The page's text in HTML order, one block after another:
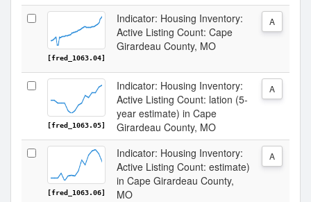
[fred_1063.04]
Indicator: Housing Inventory:
Active Listing Count: Cape
Girardeau County, MO
A
[fred_1063.05]
Indicator: Housing Inventory:
Active Listing Count: lation (5-
year estimate) in Cape
Girardeau County, MO
A
[fred_1063.06]
Indicator: Housing Inventory:
Active Listing Count: estimate)
in Cape Girardeau County,
MO
A